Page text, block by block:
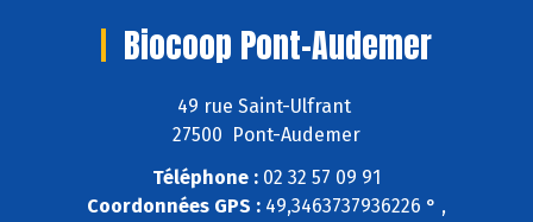
Biocoop Pont-Audemer
49 rue Saint-Ulfrant
27500 Pont-Audemer
Téléphone : 02 32 57 09 91
Coordonnées GPS : 49,3463737936226 ° ,